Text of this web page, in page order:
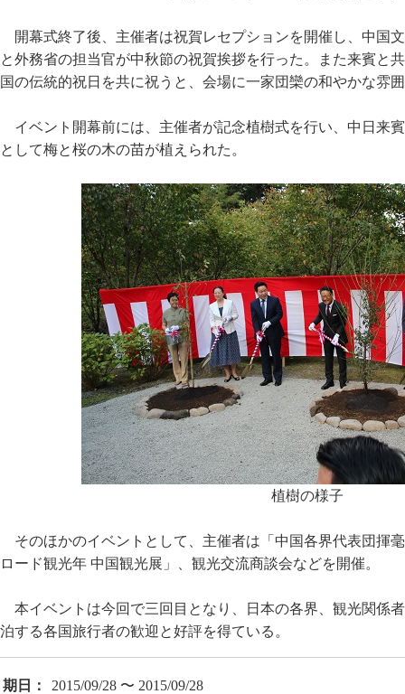
開幕式終了後、主催者は祝賀レセプションを開催し、中国
と外務省の担当官が中秋節の祝賀挨拶を行った。また来賓と
国の伝統的祝日を共に祝うと、会場に一家団欒の和やかな雰
イベント開幕前には、主催者が記念植樹式を行い、中日来
として梅と桜の木の苗が植えられた。
植樹の様子
そのほかのイベントとして、主催者は「中国各界代表団揮
ロード観光年 中国観光展」、観光交流商談会などを開催。
本イベントは今回で三回目となり、日本の各界、観光関係
泊する各国旅行者の歓迎と好評を得ている。
期日：
2015/09/28 〜 2015/09/28